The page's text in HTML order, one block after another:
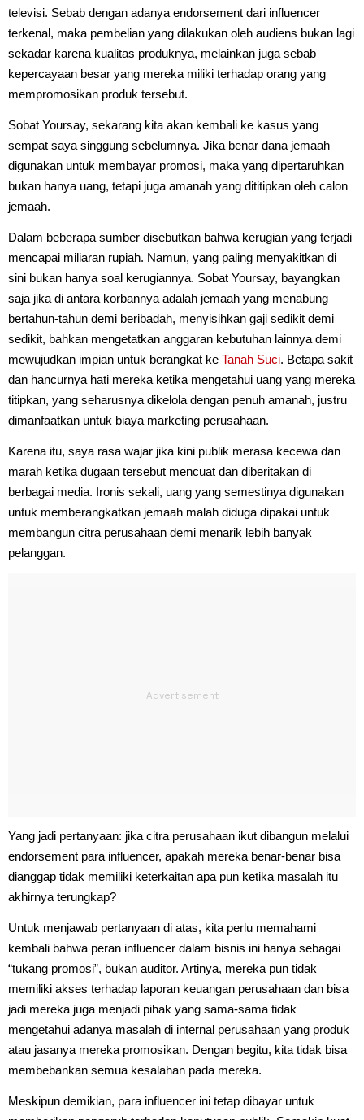
televisi. Sebab dengan adanya endorsement dari influencer
terkenal, maka pembelian yang dilakukan oleh audiens bukan lagi
sekadar karena kualitas produknya, melainkan juga sebab
kepercayaan besar yang mereka miliki terhadap orang yang
mempromosikan produk tersebut.
Sobat Yoursay, sekarang kita akan kembali ke kasus yang
sempat saya singgung sebelumnya. Jika benar dana jemaah
digunakan untuk membayar promosi, maka yang dipertaruhkan
bukan hanya uang, tetapi juga amanah yang dititipkan oleh calon
jemaah.
Dalam beberapa sumber disebutkan bahwa kerugian yang terjadi
mencapai miliaran rupiah. Namun, yang paling menyakitkan di
sini bukan hanya soal kerugiannya. Sobat Yoursay, bayangkan
saja jika di antara korbannya adalah jemaah yang menabung
bertahun-tahun demi beribadah, menyisihkan gaji sedikit demi
sedikit, bahkan mengetatkan anggaran kebutuhan lainnya demi
mewujudkan impian untuk berangkat ke Tanah Suci. Betapa sakit
dan hancurnya hati mereka ketika mengetahui uang yang mereka
titipkan, yang seharusnya dikelola dengan penuh amanah, justru
dimanfaatkan untuk biaya marketing perusahaan.
Karena itu, saya rasa wajar jika kini publik merasa kecewa dan
marah ketika dugaan tersebut mencuat dan diberitakan di
berbagai media. Ironis sekali, uang yang semestinya digunakan
untuk memberangkatkan jemaah malah diduga dipakai untuk
membangun citra perusahaan demi menarik lebih banyak
pelanggan.
Yang jadi pertanyaan: jika citra perusahaan ikut dibangun melalui
endorsement para influencer, apakah mereka benar-benar bisa
dianggap tidak memiliki keterkaitan apa pun ketika masalah itu
akhirnya terungkap?
Untuk menjawab pertanyaan di atas, kita perlu memahami
kembali bahwa peran influencer dalam bisnis ini hanya sebagai
“tukang promosi”, bukan auditor. Artinya, mereka pun tidak
memiliki akses terhadap laporan keuangan perusahaan dan bisa
jadi mereka juga menjadi pihak yang sama-sama tidak
mengetahui adanya masalah di internal perusahaan yang produk
atau jasanya mereka promosikan. Dengan begitu, kita tidak bisa
membebankan semua kesalahan pada mereka.
Meskipun demikian, para influencer ini tetap dibayar untuk